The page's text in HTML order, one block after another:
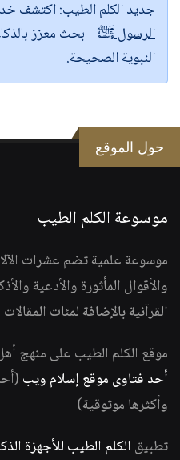
جديد الكلم الطيب:اكتشف
الرسول ﷺ - بحث معزز
النبوية الصحيحة.
حول الموقع
موسوعة الكلم الطيب
موسوعة علمية تضم عشرات
والأقوال المأثورة والأدعية
القرآنية بالإضافة لمئات
موقع الكلم الطيب على منهج
أحد فتاوى موقع إسلام ويب
وأكثرها موثوقية)
تطبيق الكلم الطيب للأجهزة